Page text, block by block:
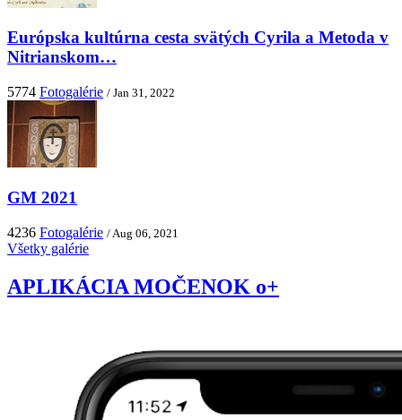
Európska kultúrna cesta svätých Cyrila a Metoda v
Nitrianskom…
5774 Fotogalérie / Jan 31, 2022
GM 2021
4236 Fotogalérie / Aug 06, 2021
Všetky galérie
APLIKÁCIA MOČENOK o+